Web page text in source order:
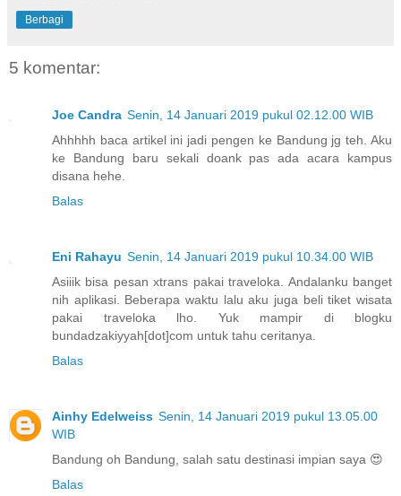
Berbagi
5 komentar:
Joe Candra Senin, 14 Januari 2019 pukul 02.12.00 WIB
Ahhhhh baca artikel ini jadi pengen ke Bandung jg teh. Aku
ke Bandung baru sekali doank pas ada acara kampus
disana hehe.
Balas
Eni Rahayu Senin, 14 Januari 2019 pukul 10.34.00 WIB
Asiiik bisa pesan xtrans pakai traveloka. Andalanku banget
nih aplikasi. Beberapa waktu lalu aku juga beli tiket wisata
pakai traveloka lho. Yuk mampir di blogku
bundadzakiyyah[dot]com untuk tahu ceritanya.
Balas
Ainhy Edelweiss Senin, 14 Januari 2019 pukul 13.05.00
WIB
Bandung oh Bandung, salah satu destinasi impian saya 😍
Balas